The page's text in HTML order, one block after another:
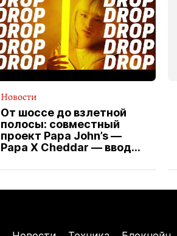
Новости
От шоссе до взлетной
полосы: совместный
проект Papa John’s —
Papa X Cheddar — вводит
водителя службы